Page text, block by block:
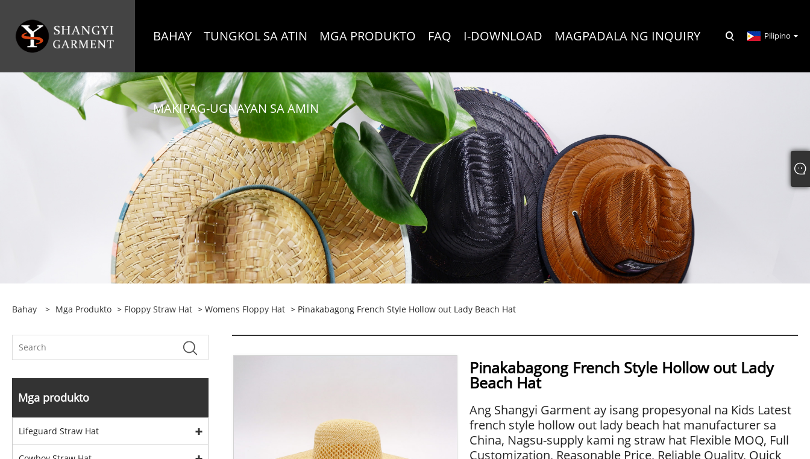
BAHAY TUNGKOL SA ATIN MGA PRODUKTO FAQ I-DOWNLOAD MAGPADALA NG INQUIRY
MAKIPAG-UGNAYAN SA AMIN
Pilipino
Bahay > Mga Produkto > Floppy Straw Hat > Womens Floppy Hat > Pinakabagong French Style Hollow out Lady Beach Hat
Mga produkto
Lifeguard Straw Hat
Pinakabagong French Style Hollow out Lady
Beach Hat
Ang Shangyi Garment ay isang propesyonal na Kids Latest
french style hollow out lady beach hat manufacturer sa
China, Nagsu-supply kami ng straw hat Flexible MOQ, Full
Customization, Reasonable Price, Reliable Quality, Quick